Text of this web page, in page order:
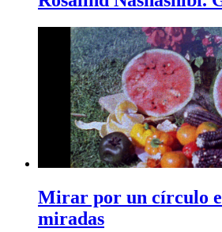
Mirar por un círculo
miradas